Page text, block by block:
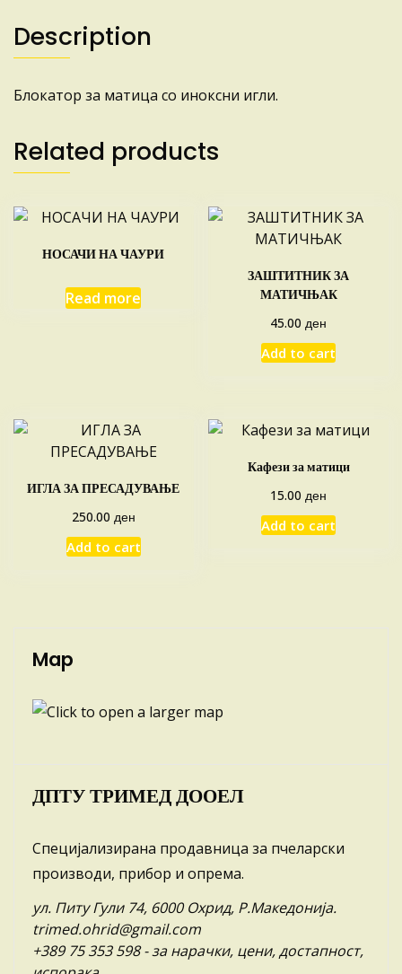
Description
Блокатор за матица со иноксни игли.
Related products
НОСАЧИ НА ЧАУРИ
Read more
ЗАШТИТНИК ЗА
МАТИЧЊАК
45.00ден
Add to cart
ИГЛА ЗА ПРЕСАДУВАЊЕ
250.00 ден
Add to cart
Кафези за матици
15.00ден
Add to cart
Map
ДПТУ ТРИМЕД ДООЕЛ
Специјализирана продавница за пчеларски
производи, прибор и опрема.
ул. Питу Гули 74, 6000 Охрид, Р.Македонија.
trimed.ohrid@gmail.com
+389 75 353 598- за нарачки, цени, достапност,